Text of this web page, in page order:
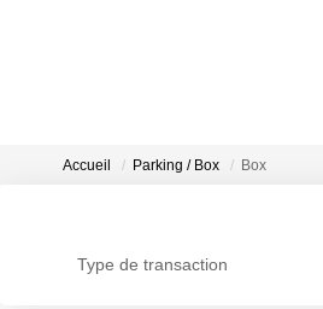
Accueil Parking / Box Box
Type de transaction